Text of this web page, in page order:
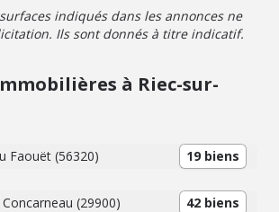
indiqués dans les annonces ne
Ils sont donnés à titre indicatif.
à Riec-sur-
Faouët (56320) 19 biens
(29900) 42 biens